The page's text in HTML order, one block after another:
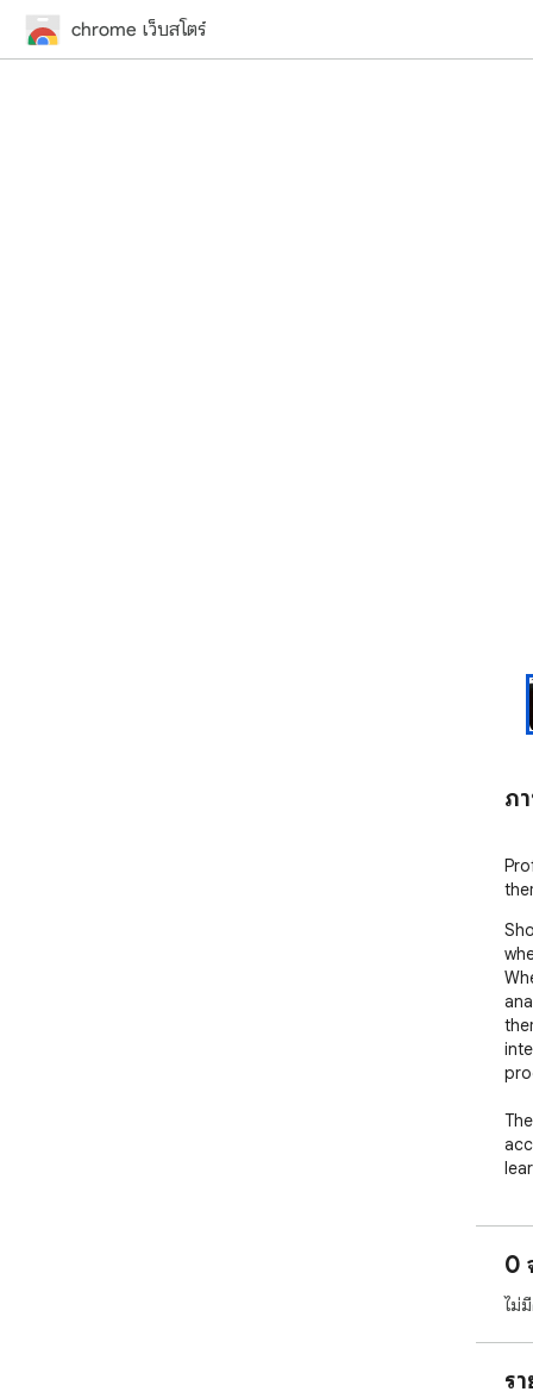
chrome เว็บสโตร์
ภ
0
ไม่
ร